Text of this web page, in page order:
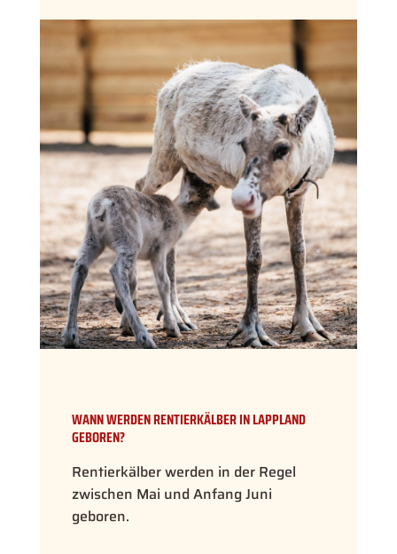
WANN WERDEN RENTIERKÄLBER IN LAPPLAND
GEBOREN?
Rentierkälber werden in der Regel
zwischen Mai und Anfang Juni
geboren.